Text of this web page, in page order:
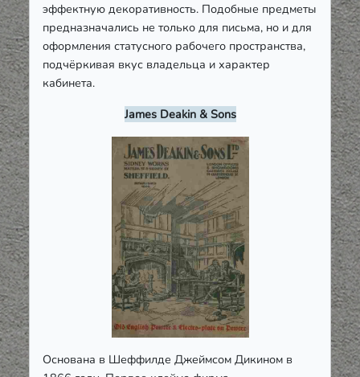
эффектную декоративность. Подобные предметы
предназначались не только для письма, но и для
оформления статусного рабочего пространства,
подчёркивая вкус владельца и характер
кабинета.
James Deakin & Sons
Основана в Шеффилде Джеймсом Дикином в